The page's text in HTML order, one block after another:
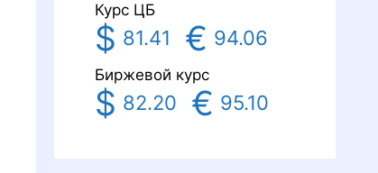
Курс ЦБ
$ 81.41 € 94.06
Биржевой курс
$ 82.20 € 95.10